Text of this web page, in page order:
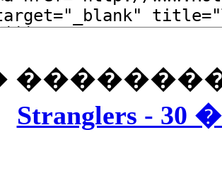
Stranglers -